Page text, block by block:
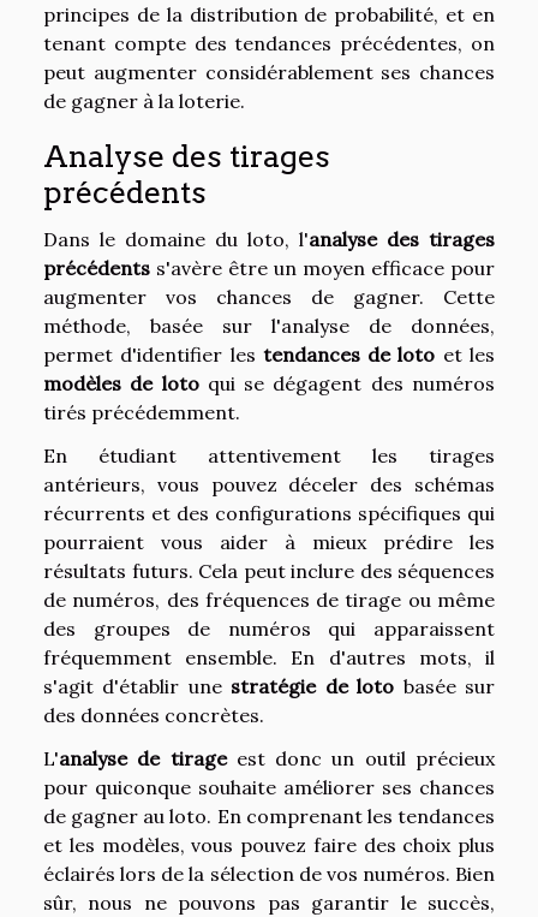
principes de la distribution de probabilité, et en
tenant compte des tendances précédentes, on
peut augmenter considérablement ses chances
de gagner à la loterie.
Analyse des tirages
précédents
Dans le domaine du loto, l'analyse des tirages
précédents s'avère être un moyen efficace pour
augmenter vos chances de gagner. Cette
méthode, basée sur l'analyse de données,
permet d'identifier les tendances de loto et les
modèles de lotoqui se dégagent des numéros
tirés précédemment.
En étudiant attentivement les tirages
antérieurs, vous pouvez déceler des schémas
récurrents et des configurations spécifiques qui
pourraient vous aider à mieux prédire les
résultats futurs. Cela peut inclure des séquences
de numéros, des fréquences de tirage ou même
des groupes de numéros qui apparaissent
fréquemment ensemble. En d'autres mots, il
s'agit d'établir une stratégie de loto basée sur
des données concrètes.
L'analyse de tirageest donc un outil précieux
pour quiconque souhaite améliorer ses chances
de gagner au loto. En comprenant les tendances
et les modèles, vous pouvez faire des choix plus
éclairés lors de la sélection de vos numéros. Bien
sûr, nous ne pouvons pas garantir le succès,